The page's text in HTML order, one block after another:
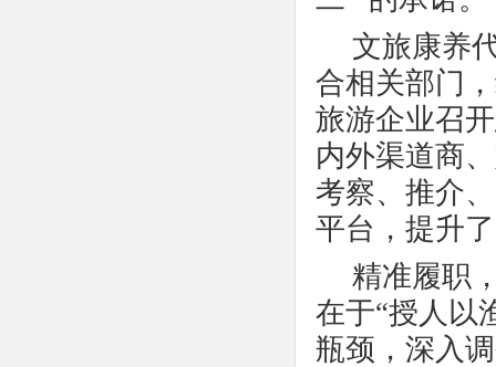
文旅康养
合相关部门
旅游企业召
内外渠道商
考察、推介
平台，提升
精准履职
在于“授人以
瓶颈，深入